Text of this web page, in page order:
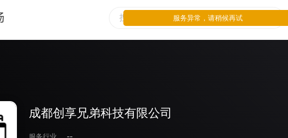
成都创享兄弟科技有限公司
服务行业
--
服务异常，请稍候再试